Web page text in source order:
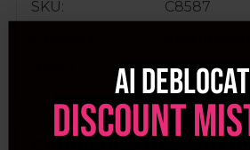
SKU
C8587
Pinx
Ai
discount